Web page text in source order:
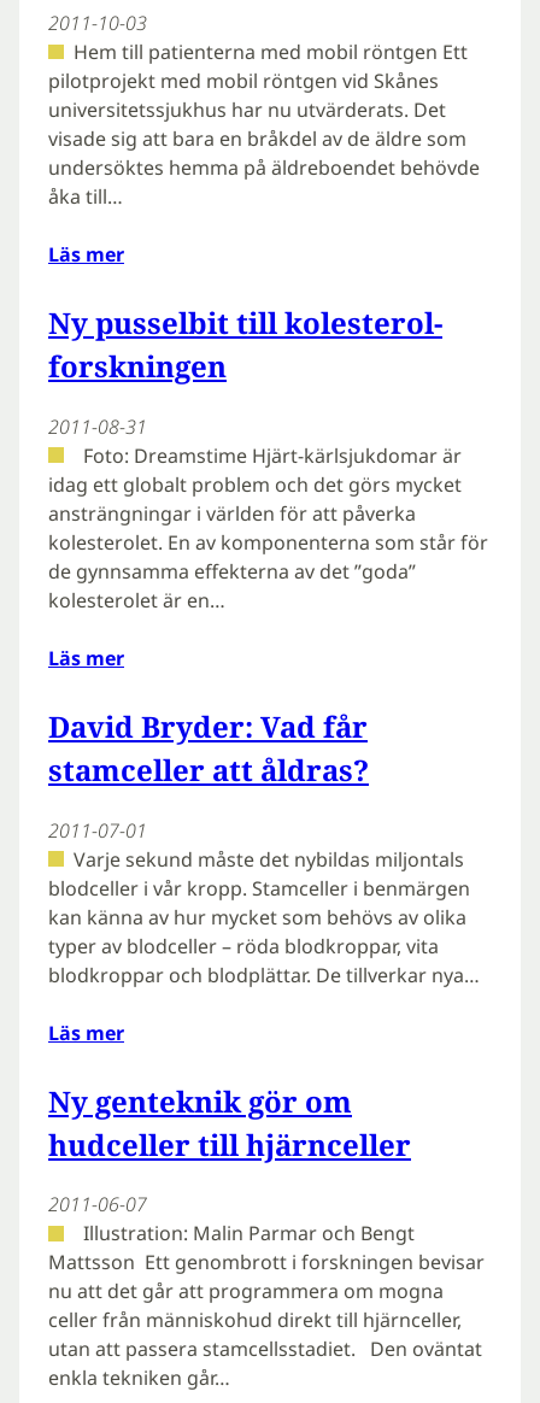
2011-10-03
Hem till patienterna med mobil röntgen Ett
pilotprojekt med mobil röntgen vid Skånes
universitetssjukhus har nu utvärderats. Det
visade sig att bara en bråkdel av de äldre som
undersöktes hemma på äldreboendet behövde
åka till…
Läs mer
Ny pusselbit till kolesterol-
forskningen
2011-08-31
Foto: Dreamstime Hjärt-kärlsjukdomar är
idag ett globalt problem och det görs mycket
ansträngningar i världen för att påverka
kolesterolet. En av komponenterna som står för
de gynnsamma effekterna av det ”goda”
kolesterolet är en…
Läs mer
David Bryder: Vad får
stamceller att åldras?
2011-07-01
Varje sekund måste det nybildas miljontals
blodceller i vår kropp. Stamceller i benmärgen
kan känna av hur mycket som behövs av olika
typer av blodceller – röda blodkroppar, vita
blodkroppar och blodplättar. De tillverkar nya…
Läs mer
Ny genteknik gör om
hudceller till hjärnceller
2011-06-07
Illustration: Malin Parmar och Bengt
Mattsson Ett genombrott i forskningen bevisar
nu att det går att programmera om mogna
celler från människohud direkt till hjärnceller,
utan att passera stamcellsstadiet. Den oväntat
enkla tekniken går…